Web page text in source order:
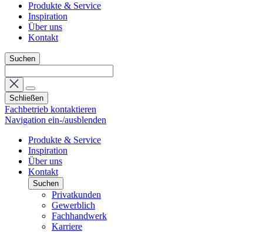
Produkte & Service
Inspiration
Über uns
Kontakt
Suchen
Schließen
Fachbetrieb kontaktieren
Navigation ein-/ausblenden
Produkte & Service
Inspiration
Über uns
Kontakt
Suchen
Privatkunden
Gewerblich
Fachhandwerk
Karriere